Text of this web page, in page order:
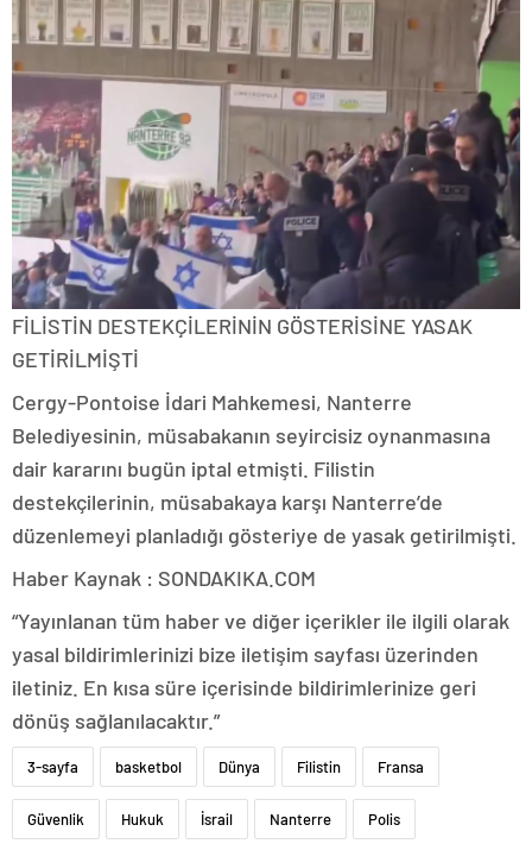
FİLİSTİN DESTEKÇİLERİNİN GÖSTERİSİNE YASAK
GETİRİLMİŞTİ
Cergy-Pontoise İdari Mahkemesi, Nanterre
Belediyesinin, müsabakanın seyircisiz oynanmasına
dair kararını bugün iptal etmişti. Filistin
destekçilerinin, müsabakaya karşı Nanterre’de
düzenlemeyi planladığı gösteriye de yasak getirilmişti.
Haber Kaynak : SONDAKIKA.COM
“Yayınlanan tüm haber ve diğer içerikler ile ilgili olarak
yasal bildirimlerinizi bize iletişim sayfası üzerinden
iletiniz. En kısa süre içerisinde bildirimlerinize geri
dönüş sağlanılacaktır.”
3-sayfa basketbol Dünya Filistin Fransa
Güvenlik Hukuk İsrail Nanterre Polis